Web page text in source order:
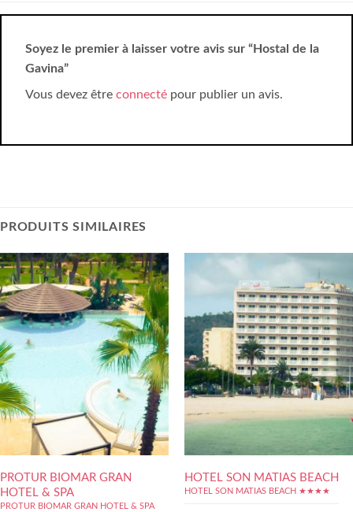
Soyez le premier à laisser votre avis sur “Hostal de la
Gavina”
Vous devez être connecté pour publier un avis.
PRODUITS SIMILAIRES
PROTUR BIOMAR GRAN
HOTEL & SPA
PROTUR BIOMAR GRAN HOTEL & SPA
HOTEL SON MATIAS BEACH
HOTEL SON MATIAS BEACH ★★★★